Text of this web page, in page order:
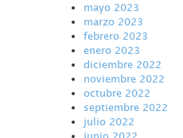
mayo 2023
marzo 2023
febrero 2023
enero 2023
diciembre 2022
noviembre 2022
octubre 2022
septiembre 2022
julio 2022